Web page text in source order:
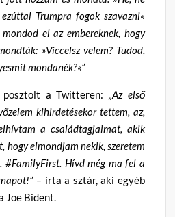
Trumpra fogok szavazni«
el az embereknek, hogy
»Viccelsz velem? Tudod,
mondanék?«”
a Twitteren: „Az első
kihirdetésekor tettem, az,
a családtagjaimat, akik
hogy elmondjam nekik, szeretem
#FamilyFirst. Hívd még ma fel a
– írta a sztár, aki egyéb
Joe Bident.